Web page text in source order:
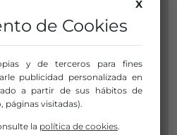
X
de Cookies
y de terceros para fines
publicidad personalizada en
a partir de sus hábitos de
páginas visitadas).
la política de cookies.